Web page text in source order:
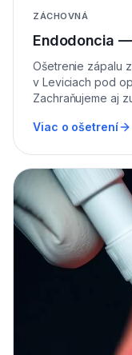
ZÁCHOVNÁ
Endodoncia
Ošetrenie zápalu
v Leviciach pod
Zachraňujeme aj
Viac o ošetrení